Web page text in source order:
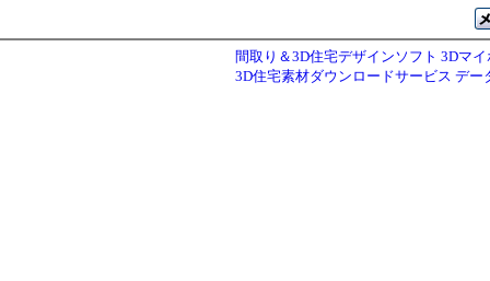
間取り＆3D住宅デザインソフト 3Dマ
3D住宅素材ダウンロードサービス デー